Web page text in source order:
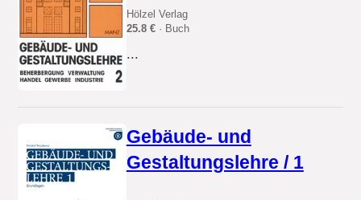
Hölzel Verlag
25.8 €· Buch
...
Gebäude- und
Gestaltungslehre / 1